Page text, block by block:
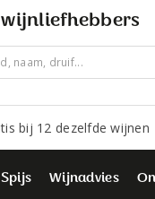
wijnliefhebbers
bij 12 dezelfde wijnen
Wijnadvies